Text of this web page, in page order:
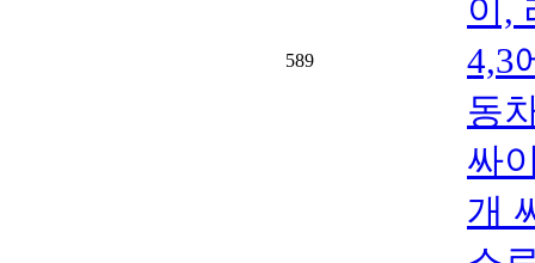
589
이,
4,3
동
싸
개